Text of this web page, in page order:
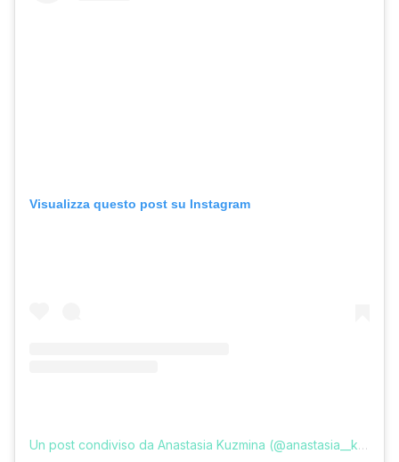
Visualizza questo post su Instagram
Un post condiviso da Anastasia Kuzmina (@anastasia__kuzmina)